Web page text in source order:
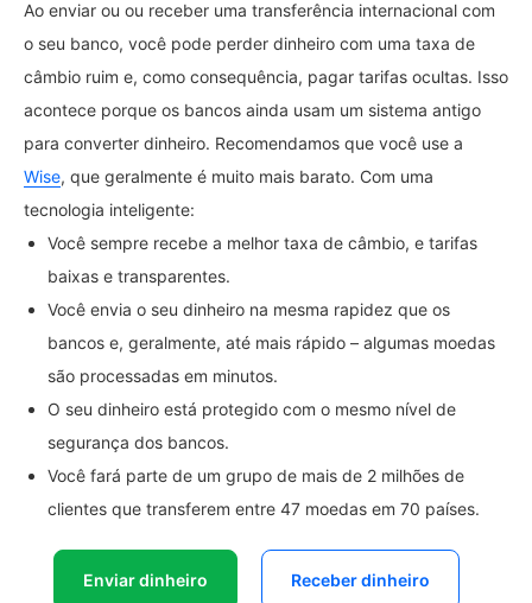
Ao enviar ou ou receber uma transferência internacional com
o seu banco, você pode perder dinheiro com uma taxa de
câmbio ruim e, como consequência, pagar tarifas ocultas. Isso
acontece porque os bancos ainda usam um sistema antigo
para converter dinheiro. Recomendamos que você use a
Wise, que geralmente é muito mais barato. Com uma
tecnologia inteligente:
Você sempre recebe a melhor taxa de câmbio, e tarifas
baixas e transparentes.
Você envia o seu dinheiro na mesma rapidez que os
bancos e, geralmente, até mais rápido – algumas moedas
são processadas em minutos.
O seu dinheiro está protegido com o mesmo nível de
segurança dos bancos.
Você fará parte de um grupo de mais de 2 milhões de
clientes que transferem entre 47 moedas em 70 países.
Enviar dinheiro Receber dinheiro